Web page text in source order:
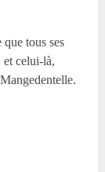
tous ses
celui-là,